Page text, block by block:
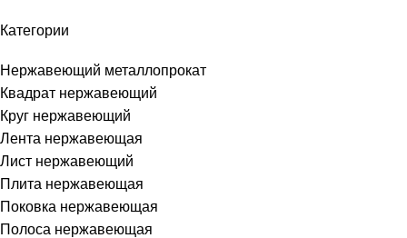
Категории
Нержавеющий металлопрокат
Квадрат нержавеющий
Круг нержавеющий
Лента нержавеющая
Лист нержавеющий
Плита нержавеющая
Поковка нержавеющая
Полоса нержавеющая